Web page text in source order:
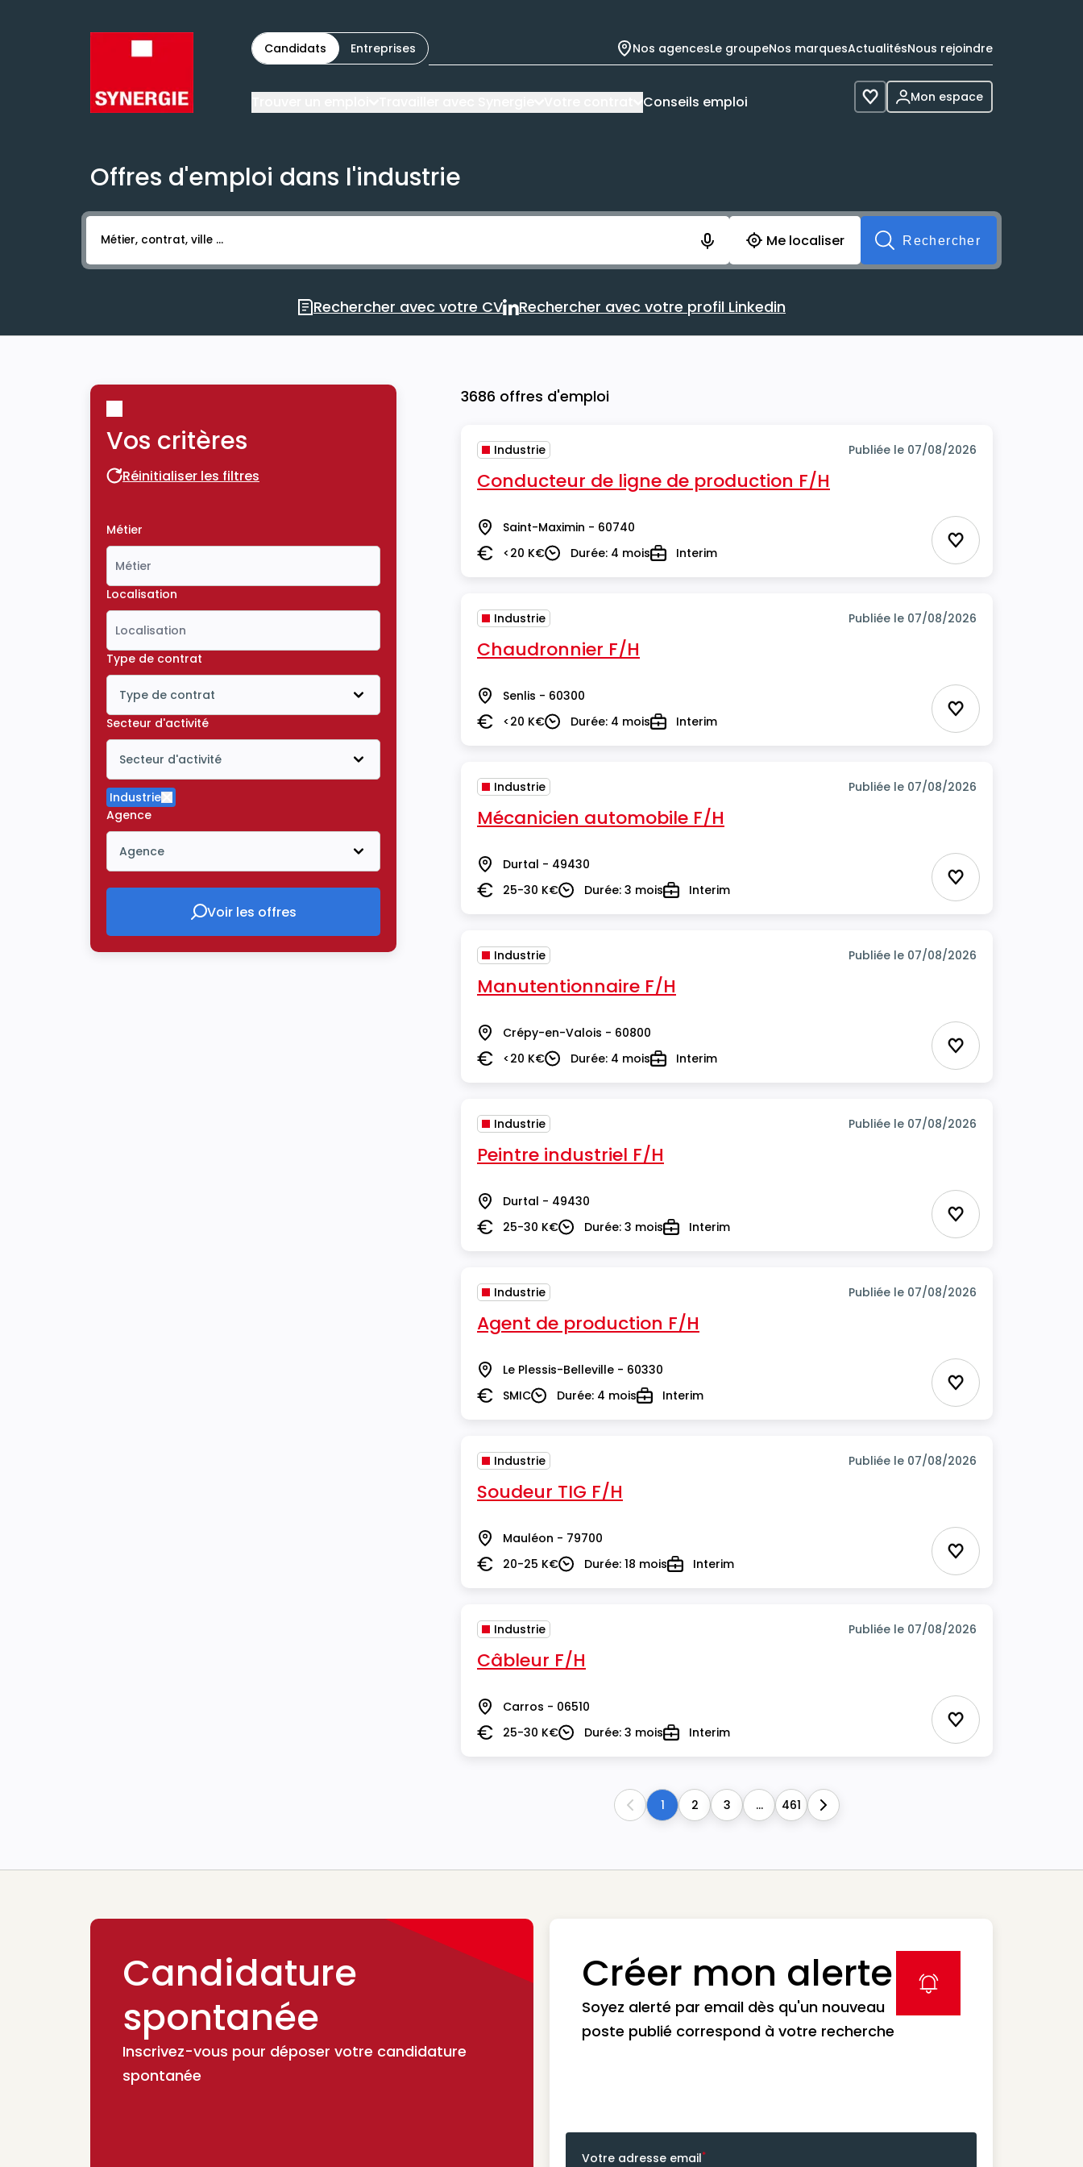
Candidats Entreprises Nos agencesLe groupeNos marquesActualitésNous rejoindre
Conseils emploi Voir les favoris
Mon espace
Offres d'emploi dans l'industrie
Activer l’élément pour lancer l’enregistrement. Vous aurez 10 secondes pour enregistrer votre recherche avant soumission du formulaire. Vous
Me localiser
Rechercher
Rechercher avec votre CV
Rechercher avec votre CV
Rechercher avec votre profil Linkedin
Rechercher avec votre profil Linkedin
Vos critères
Réinitialiser les filtres
Réinitialiser les filtres
Métier
Localisation
Type de contrat
Type de contrat
Icône ouvrir la liste déroulante
Secteur d'activité
Secteur d'activité
Icône ouvrir la liste déroulante
Industrie
Supprimer le critère Industrie
Agence
Agence
Icône ouvrir la liste déroulante
Voir les offres
Voir les offres
3686 offres d'emploi
Industrie Publiée le 07/08/2026
Conducteur de ligne de production F/H
Lieu Saint-Maximin - 60740
Salaire<20 K€DuréeDurée: 4 moisTypeInterim Ajouter aux
Industrie Publiée le 07/08/2026
Chaudronnier F/H
Lieu Senlis - 60300
Salaire<20 K€DuréeDurée: 4 moisTypeInterim Ajouter aux
Industrie Publiée le 07/08/2026
Mécanicien automobile F/H
Lieu Durtal - 49430
Salaire25-30 K€DuréeDurée: 3 moisTypeInterim Ajouter aux
Industrie Publiée le 07/08/2026
Manutentionnaire F/H
Lieu Crépy-en-Valois - 60800
Salaire<20 K€DuréeDurée: 4 moisTypeInterim Ajouter aux
Industrie Publiée le 07/08/2026
Peintre industriel F/H
Lieu Durtal - 49430
Salaire25-30 K€DuréeDurée: 3 moisTypeInterim Ajouter aux
Industrie Publiée le 07/08/2026
Agent de production F/H
Lieu Le Plessis-Belleville - 60330
Salaire
SMICDuréeDurée: 4 moisTypeInterim Ajouter aux
Industrie Publiée le 07/08/2026
Soudeur TIG F/H
Lieu Mauléon - 79700
Salaire20-25 K€DuréeDurée: 18 moisTypeInterim Ajouter aux
Industrie Publiée le 07/08/2026
Câbleur F/H
Lieu Carros - 06510
Salaire25-30 K€DuréeDurée: 3 moisTypeInterim Ajouter aux
Previous
1 2 3 ... 461 Next
Candidature
spontanée
Inscrivez-vous pour déposer votre candidature
spontanée
Créer mon alerte
Soyez alerté par email dès qu'un nouveau
poste publié correspond à votre recherche
label icon
Votre adresse email*